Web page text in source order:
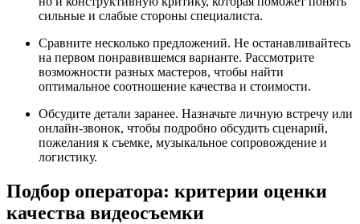
сильные и слабые стороны специалиста.
Сравните несколько предложений. Не останавливайтесь
на первом понравившемся варианте. Рассмотрите
возможности разных мастеров, чтобы найти
оптимальное соотношение качества и стоимости.
Обсудите детали заранее. Назначьте личную встречу или
онлайн-звонок, чтобы подробно обсудить сценарий,
пожелания к съемке, музыкальное сопровождение и
логистику.
Подбор оператора: критерии оценки
качества видеосъемки